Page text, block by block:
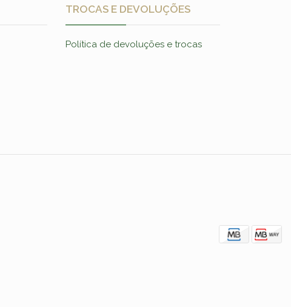
TROCAS E DEVOLUÇÕES
Política de devoluções e trocas